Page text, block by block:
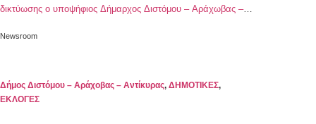
δικτύωσης ο υποψήφιος Δήμαρχος Διστόμου – Αράχωβας –
Δημότες”, ευχόμενος σε όλους Καλή Επιτυχία για τις
Newsroom
Δήμος Διστόμου – Αράχοβας – Αντίκυρας, ΔΗΜΟΤΙΚΕΣ,
ΕΚΛΟΓΕΣ